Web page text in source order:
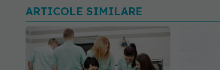
ARTICOLE SIMILARE